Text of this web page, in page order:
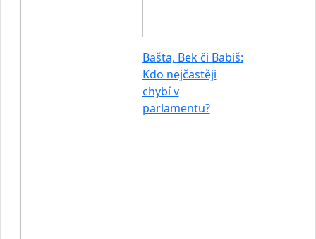
Bašta, Bek či Babiš:
Kdo nejčastěji
chybí v
parlamentu?